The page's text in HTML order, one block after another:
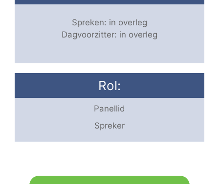
Spreken: in overleg
Dagvoorzitter: in overleg
Rol:
Panellid
Spreker